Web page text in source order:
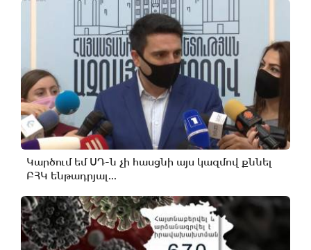
Կարծում եմ ՍԴ-ն չի հասցնի այս կազմով քննել
ԲՀԿ ենթադրյալ...